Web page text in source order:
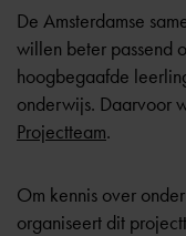
De Amsterdamse
willen beter passend
hoogbegaafde
onderwijs. Daarvoor
Projectteam.
Om kennis over
organiseert dit